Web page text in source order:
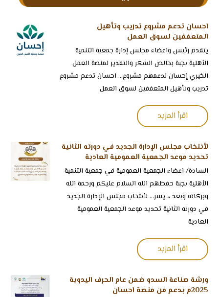
احسان تدعم مشروع تدريب وتأهيل
المتعففين لسوق العمل
‏يتقدم رئيس واعضاء مجلس إدارة جمعية التنمية
الأهلية بجبة بخالص الشكر والتقدير لمنصة العمل
الخيري إحسان لدعمهم مشروع... احسان تدعم مشروع
تدريب وتأهيل المتعففين لسوق العمل
اقرأ المزيد
لأنتخاب مجلس الإدارة الجديد في دورته الثانية
تحديد موعد الجمعية العمومية العادية
السادة/ اعضاء الجمعية العمومية في جمعية التنمية
الأهلية بجبة حفظهم الله السلام عليكم ورحمة الله
وبركاته وبعد ،، يسر... لأنتخاب مجلس الإدارة الجديد
في دورته الثانية تحديد موعد الجمعية العمومية
العادية
اقرأ المزيد
ورشة صناعة السدو ضمن عام الحرف اليدوية
2025م بدعم من منصة احسان